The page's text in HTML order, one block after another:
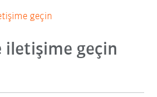
geçin
iletişime geçin